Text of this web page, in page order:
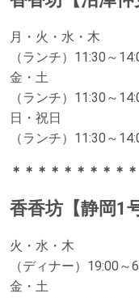
月・火・水・木
（ランチ）11:30～
金・土
（ランチ）11:30～
日・祝日
（ランチ）11:30～
＊＊＊＊＊＊＊＊＊
香香坊【静岡1
火・水・木
（ディナー）19:00
金・土